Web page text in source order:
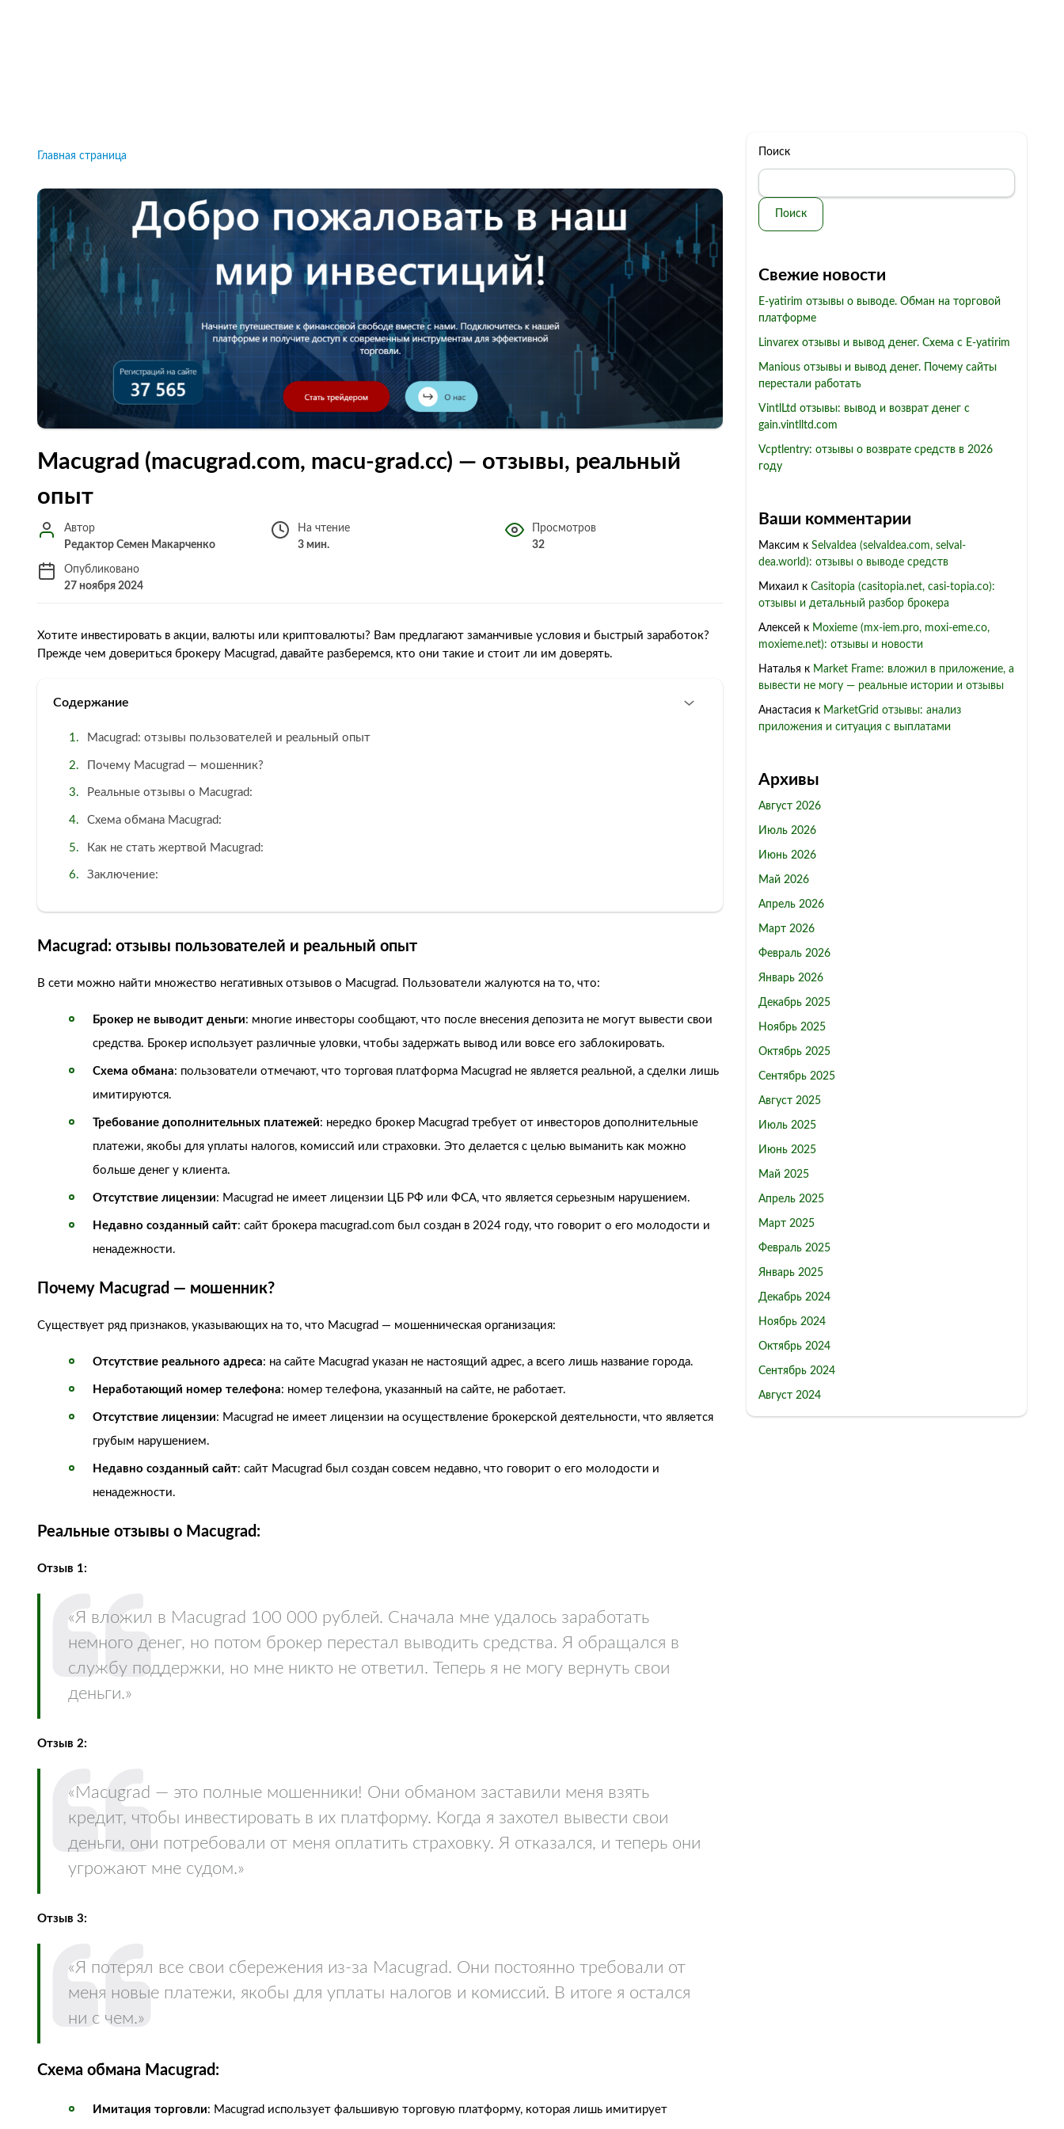
Главная страница
Macugrad (macugrad.com, macu-grad.cc) — отзывы, реальный
опыт
Автор
Редактор Семен Макарченко
На чтение
3 мин.
Просмотров
32
Опубликовано
27 ноября 2024
Хотите инвестировать в акции, валюты или криптовалюты? Вам предлагают заманчивые условия и быстрый заработок?
Прежде чем довериться брокеру Macugrad, давайте разберемся, кто они такие и стоит ли им доверять.
Содержание
Macugrad: отзывы пользователей и реальный опыт
Почему Macugrad — мошенник?
Реальные отзывы о Macugrad:
Схема обмана Macugrad:
Как не стать жертвой Macugrad:
Заключение:
Macugrad: отзывы пользователей и реальный опыт
В сети можно найти множество негативных отзывов о Macugrad. Пользователи жалуются на то, что:
Брокер не выводит деньги: многие инвесторы сообщают, что после внесения депозита не могут вывести свои
средства. Брокер использует различные уловки, чтобы задержать вывод или вовсе его заблокировать.
Схема обмана: пользователи отмечают, что торговая платформа Macugrad не является реальной, а сделки лишь
имитируются.
Требование дополнительных платежей: нередко брокер Macugrad требует от инвесторов дополнительные
платежи, якобы для уплаты налогов, комиссий или страховки. Это делается с целью выманить как можно
больше денег у клиента.
Отсутствие лицензии: Macugrad не имеет лицензии ЦБ РФ или ФСА, что является серьезным нарушением.
Недавно созданный сайт: сайт брокера macugrad.com был создан в 2024 году, что говорит о его молодости и
ненадежности.
Почему Macugrad — мошенник?
Существует ряд признаков, указывающих на то, что Macugrad — мошенническая организация:
Отсутствие реального адреса: на сайте Macugrad указан не настоящий адрес, а всего лишь название города.
Неработающий номер телефона: номер телефона, указанный на сайте, не работает.
Отсутствие лицензии: Macugrad не имеет лицензии на осуществление брокерской деятельности, что является
грубым нарушением.
Недавно созданный сайт: сайт Macugrad был создан совсем недавно, что говорит о его молодости и
ненадежности.
Реальные отзывы о Macugrad:
Отзыв 1:
«Я вложил в Macugrad 100 000 рублей. Сначала мне удалось заработать
немного денег, но потом брокер перестал выводить средства. Я обращался в
службу поддержки, но мне никто не ответил. Теперь я не могу вернуть свои
деньги.»
Отзыв 2:
«Macugrad — это полные мошенники! Они обманом заставили меня взять
кредит, чтобы инвестировать в их платформу. Когда я захотел вывести свои
деньги, они потребовали от меня оплатить страховку. Я отказался, и теперь они
угрожают мне судом.»
Отзыв 3:
«Я потерял все свои сбережения из-за Macugrad. Они постоянно требовали от
меня новые платежи, якобы для уплаты налогов и комиссий. В итоге я остался
ни с чем.»
Схема обмана Macugrad:
Имитация торговли: Macugrad использует фальшивую торговую платформу, которая лишь имитирует
Поиск
Поиск
Свежие новости
E-yatirim отзывы о выводе. Обман на торговой
платформе
Linvarex отзывы и вывод денег. Схема с E-yatirim
Manious отзывы и вывод денег. Почему сайты
перестали работать
VintlLtd отзывы: вывод и возврат денег с
gain.vintlltd.com
Vcptlentry: отзывы о возврате средств в 2026
году
Ваши комментарии
Максим к Selvaldea (selvaldea.com, selval-
dea.world): отзывы о выводе средств
Михаил к Casitopia (casitopia.net, casi-topia.co):
отзывы и детальный разбор брокера
Алексей к Moxieme (mx-iem.pro, moxi-eme.co,
moxieme.net): отзывы и новости
Наталья к Market Frame: вложил в приложение, а
вывести не могу — реальные истории и отзывы
Анастасия к MarketGrid отзывы: анализ
приложения и ситуация с выплатами
Архивы
Август 2026
Июль 2026
Июнь 2026
Май 2026
Апрель 2026
Март 2026
Февраль 2026
Январь 2026
Декабрь 2025
Ноябрь 2025
Октябрь 2025
Сентябрь 2025
Август 2025
Июль 2025
Июнь 2025
Май 2025
Апрель 2025
Март 2025
Февраль 2025
Январь 2025
Декабрь 2024
Ноябрь 2024
Октябрь 2024
Сентябрь 2024
Август 2024